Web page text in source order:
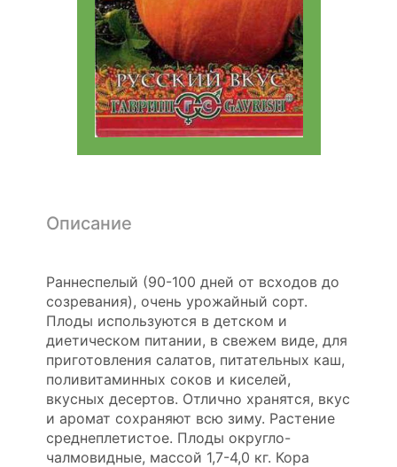
Описание
Раннеспелый (90-100 дней от всходов до
созревания), очень урожайный сорт.
Плоды используются в детском и
диетическом питании, в свежем виде, для
приготовления салатов, питательных каш,
поливитаминных соков и киселей,
вкусных десертов. Отлично хранятся, вкус
и аромат сохраняют всю зиму. Растение
среднеплетистое. Плоды округло-
чалмовидные, массой 1,7-4,0 кг. Кора